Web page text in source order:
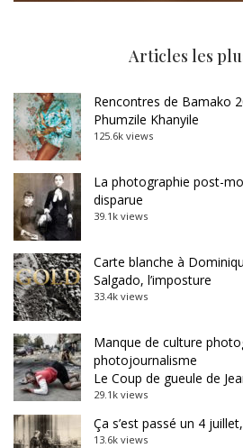
Articles les
Rencontres de Bamako
Phumzile Khanyile
125.6k views
La photographie post-
disparue
39.1k views
Carte blanche à
Salgado, l’imposture
33.4k views
Manque de culture
photojournalisme
Le Coup de gueule de
29.1k views
Ça s’est passé un 4
13.6k views